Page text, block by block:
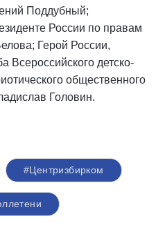
Поддубный;
России по правам
Герой России,
Всероссийского детско-
общественного
Головин.
#Центризбирком